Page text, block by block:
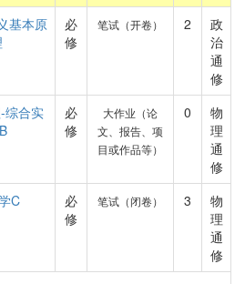
基本原
必
修
笔试（开卷） 2
政
治
通
修
综合实
必
修
大作业（论
文、报告、项
目或作品等）
0
物
理
通
修
C
必
修
笔试（闭卷） 3
物
理
通
修